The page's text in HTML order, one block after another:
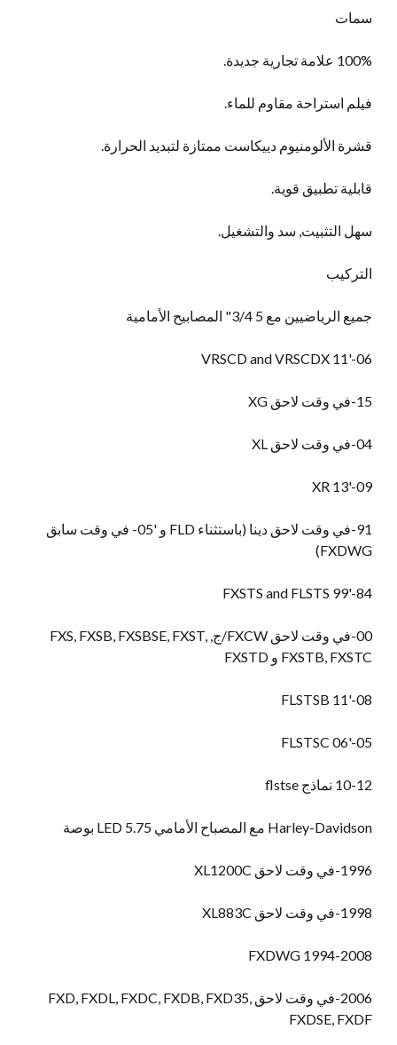
سمات
100% علامة تجارية جديدة.
فيلم استراحة مقاوم للماء.
قشرة الألومنيوم دييكاست ممتازة لتبديد الحرارة.
قابلية تطبيق قوية.
سهل التثبيت, سد والتشغيل.
التركيب
جميع الرياضيين مع 5 3/4" المصابيح الأمامية
06-
'11 VRSCD and VRSCDX
15-في وقت لاحق XG
04-في وقت لاحق XL
09-
'13 XR
91-في وقت لاحق دينا (باستثناء FLD و '05- في وقت سابق
FXDWG)
84-
'99 FXSTS and FLSTS
00-في وقت لاحق FXCW/ج, FXS, FXSB, FXSBSE, FXST,
FXSTB, FXSTC و FXSTD
08-
'11 FLSTSB
05-'06 FLSTSC
10-12 نماذج flstse
Harley-Davidson مع المصباح الأمامي LED 5.75 بوصة
1996-في وقت لاحق XL1200C
1998-في وقت لاحق XL883C
1994-2008 FXDWG
2006-في وقت لاحق FXD, FXDL, FXDC, FXDB, FXD35,
FXDSE, FXDF